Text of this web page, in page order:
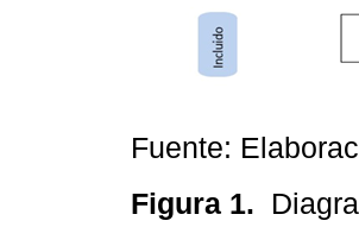
Fuente:
Figura 1.